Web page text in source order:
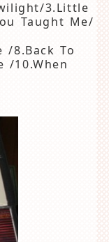
3.Little
Taught Me/
/8.Back To
/10.When